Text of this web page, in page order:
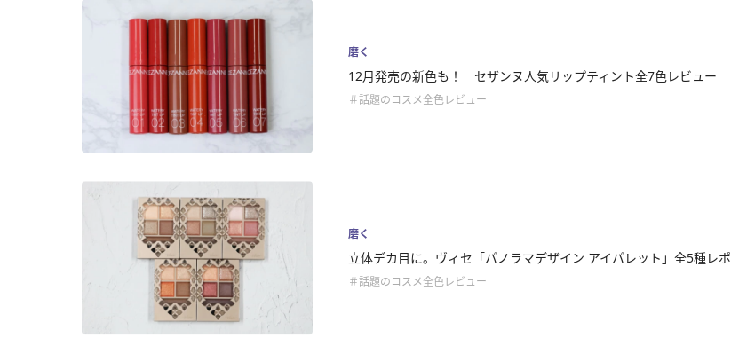
磨く
12月発売の新色も！ セザンヌ人気リップティント全7色レビュー
＃話題のコスメ全色レビュー
磨く
立体デカ目に。ヴィセ「パノラマデザイン アイパレット」全5種レポ
＃話題のコスメ全色レビュー